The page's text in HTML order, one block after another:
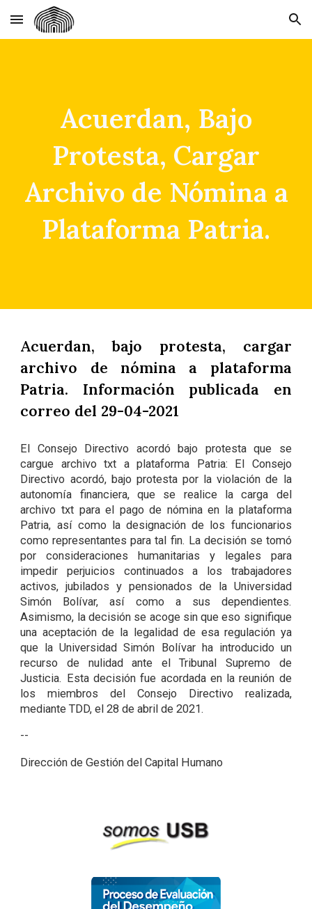
Skip to main content Skip to navigation
Acuerdan, Bajo
Protesta, Cargar
Archivo de Nómina a
Plataforma Patria.
Acuerdan, bajo protesta, cargar
archivo de nómina a plataforma
Patria. Información publicada en
correo del 29-04-2021
El Consejo Directivo acordó bajo protesta que se
cargue archivo txt a plataforma Patria: El Consejo
Directivo acordó, bajo protesta por la violación de la
autonomía financiera, que se realice la carga del
archivo txt para el pago de nómina en la plataforma
Patria, así como la designación de los funcionarios
como representantes para tal fin. La decisión se tomó
por consideraciones humanitarias y legales para
impedir perjuicios continuados a los trabajadores
activos, jubilados y pensionados de la Universidad
Simón Bolívar, así como a sus dependientes.
Asimismo, la decisión se acoge sin que eso signifique
una aceptación de la legalidad de esa regulación ya
que la Universidad Simón Bolívar ha introducido un
recurso de nulidad ante el Tribunal Supremo de
Justicia. Esta decisión fue acordada en la reunión de
los miembros del Consejo Directivo realizada,
mediante TDD, el 28 de abril de 2021.
--
Dirección de Gestión del Capital Humano